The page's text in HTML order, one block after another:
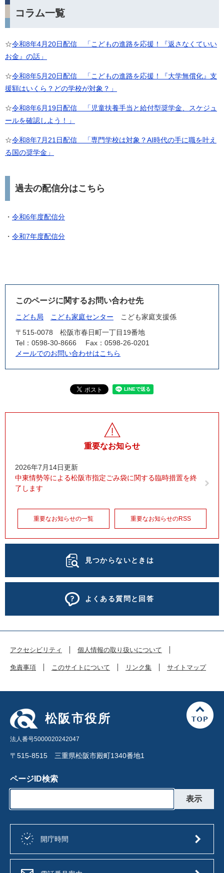
コラム一覧
☆令和8年4月20日配信 「こどもの進路を応援！『返さなくていい
お金』の話」
☆令和8年5月20日配信 「こどもの進路を応援！『大学無償化』支
援額はいくら？どの学校が対象？」​
☆令和8年6月19日配信 「児童扶養手当と給付型奨学金、スケジュ
ールを確認しよう！」
☆令和8年7月21日配信 「専門学校は対象？AI時代の手に職を叶え
る国の奨学金」
過去の配信分はこちら
・ 令和6年度配信分
・ 令和7年度配信分
このページに関するお問い合わせ先
こども局 こども家庭センター
こども家庭支援係
〒515-0078
松阪市春日町一丁目19番地
Tel：0598-30-8666
Fax：0598-26-0201
メールでのお問い合わせはこちら
重要なお知らせ
2026年7月14日更新
中東情勢等による松阪市指定ごみ袋に関する臨時措置を終
了します
重要なお知らせの一覧 重要なお知らせのRSS
見つからないときは
よくある質問と回答
アクセシビリティ 個人情報の取り扱いについて
免責事項 このサイトについて リンク集 サイトマップ
松阪市役所
法人番号5000020242047
〒515-8515 三重県松阪市殿町1340番地1
ページID検索
開庁時間